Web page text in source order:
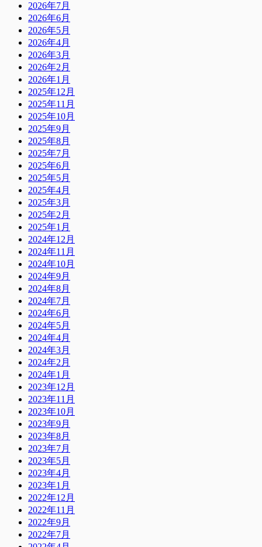
2026年7月
2026年6月
2026年5月
2026年4月
2026年3月
2026年2月
2026年1月
2025年12月
2025年11月
2025年10月
2025年9月
2025年8月
2025年7月
2025年6月
2025年5月
2025年4月
2025年3月
2025年2月
2025年1月
2024年12月
2024年11月
2024年10月
2024年9月
2024年8月
2024年7月
2024年6月
2024年5月
2024年4月
2024年3月
2024年2月
2024年1月
2023年12月
2023年11月
2023年10月
2023年9月
2023年8月
2023年7月
2023年5月
2023年4月
2023年1月
2022年12月
2022年11月
2022年9月
2022年7月